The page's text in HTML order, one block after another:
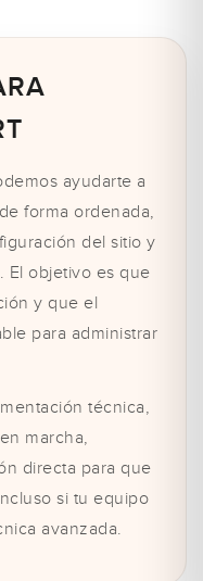
ayudarte a
forma ordenada,
del sitio y
El objetivo es que
y que el
para administrar
técnica,
marcha,
directa para que
si tu equipo
avanzada.